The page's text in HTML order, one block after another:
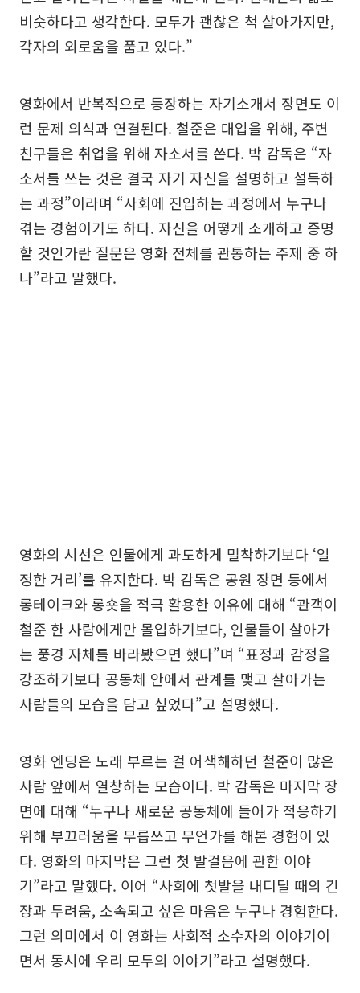
비슷하다고 생각한다. 모두가 괜찮은 척 살아가지만,
각자의 외로움을 품고 있다.”
영화에서 반복적으로 등장하는 자기소개서 장면도 이
런 문제 의식과 연결된다. 철준은 대입을 위해, 주변
친구들은 취업을 위해 자소서를 쓴다. 박 감독은 “자
소서를 쓰는 것은 결국 자기 자신을 설명하고 설득하
는 과정”이라며 “사회에 진입하는 과정에서 누구나
겪는 경험이기도 하다. 자신을 어떻게 소개하고 증명
할 것인가란 질문은 영화 전체를 관통하는 주제 중 하
나”라고 말했다.
영화의 시선은 인물에게 과도하게 밀착하기보다 ‘일
정한 거리’를 유지한다. 박 감독은 공원 장면 등에서
롱테이크와 롱숏을 적극 활용한 이유에 대해 “관객이
철준 한 사람에게만 몰입하기보다, 인물들이 살아가
는 풍경 자체를 바라봤으면 했다”며 “표정과 감정을
강조하기보다 공동체 안에서 관계를 맺고 살아가는
사람들의 모습을 담고 싶었다”고 설명했다.
영화 엔딩은 노래 부르는 걸 어색해하던 철준이 많은
사람 앞에서 열창하는 모습이다. 박 감독은 마지막 장
면에 대해 “누구나 새로운 공동체에 들어가 적응하기
위해 부끄러움을 무릅쓰고 무언가를 해본 경험이 있
다. 영화의 마지막은 그런 첫 발걸음에 관한 이야
기”라고 말했다. 이어 “사회에 첫발을 내디딜 때의 긴
장과 두려움, 소속되고 싶은 마음은 누구나 경험한다.
그런 의미에서 이 영화는 사회적 소수자의 이야기이
면서 동시에 우리 모두의 이야기”라고 설명했다.